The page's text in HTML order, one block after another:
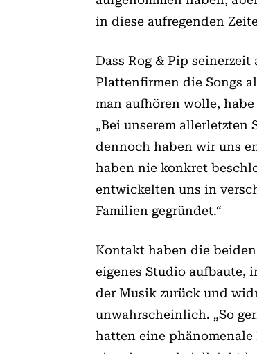
in diese aufregenden
Dass Rog & Pip
Plattenfirmen die Songs
man aufhören wolle, habe
„Bei unserem allerletzten
dennoch haben wir uns
haben nie konkret
entwickelten uns in
Familien gegründet.“
Kontakt haben die
eigenes Studio aufbaute,
der Musik zurück und
unwahrscheinlich. „So
hatten eine